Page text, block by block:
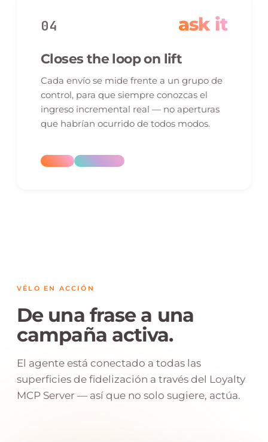
04 ask it
Closes the loop on lift
Cada envío se mide frente a un grupo de
control, para que siempre conozcas el
ingreso incremental real — no aperturas
que habrían ocurrido de todos modos.
VÉLO EN ACCIÓN
De una frase a una
campaña activa.
El agente está conectado a todas las
superficies de fidelización a través del Loyalty
MCP Server — así que no solo sugiere, actúa.